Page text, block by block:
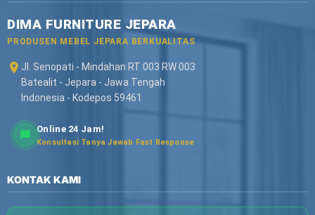
DIMA FURNITURE JEPARA
PRODUSEN MEBEL JEPARA BERKUALITAS
Jl. Senopati - Mindahan RT 003 RW 003
Batealit - Jepara - Jawa Tengah
Indonesia - Kodepos 59461
Online 24 Jam!
Konsultasi Tanya Jawab Fast Response
KONTAK KAMI